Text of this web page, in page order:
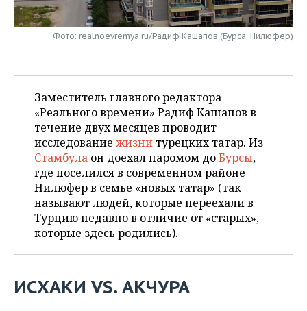
ОПК
ТРАНСПОРТ
УСЛУГИ
IT
МЕДИА
НОВОСТИ МЕРОПРИЯТИЙ
ВЫЕЗДНАЯ РЕДАКЦИЯ
ONLINE-КОНФЕРЕНЦИИ
ОТКРЫТАЯ ЛЕКЦИЯ
СПОРТ
НОВОСТИ СПОРТА
ХОККЕЙ
БАСКЕТБОЛ
ВОЛЕЙБОЛ
КИБЕРСПОРТ
ФИГУРНОЕ КАТАНИЕ
ХОККЕЙ С МЯЧОМ
ОБЩЕСТВО
ВЛАСТЬ
ИНФРАСТРУКТУРА
ИСТОРИЯ
КУЛЬТУРА
МЕДИЦИНА
ПРОИСШЕСТВИЯ
СЮЖЕТЫ
СПРАВОЧНИК
СПИСОК ПЕРСОН
СПИСОК КОМПАНИЙ
ПОЛНАЯ ВЕРСИЯ
Фото: realnoevremya.ru/Радиф Кашапов (Бурса, Нилюфер)
Заместитель главного редактора
«Реального времени» Радиф Кашапов в
течение двух месяцев проводит
исследование жизни турецких татар. Из
Стамбула он доехал паромом доБурсы,
где поселился в современном районе
Нилюфер в семье «новых татар» (так
называют людей, которые переехали в
Турцию недавно в отличие от «старых»,
которые здесь родились).
ИСХАКИ VS. АКЧУРА